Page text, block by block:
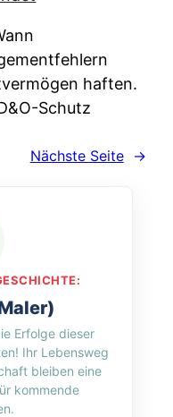
haften.
Schutz
Nächste Seite →
Erfolge dieser
Ihr Lebensweg
bleiben eine
kommende